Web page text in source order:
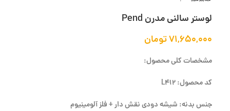
لوستر سالنی مدرن Pend
۷۱,۶۵۰,۰۰۰تومان
مشخصات کلی محصول:
کد محصول: L412
جنس بدنه: شیشه دودی نقش دار + فلز آلومینیوم